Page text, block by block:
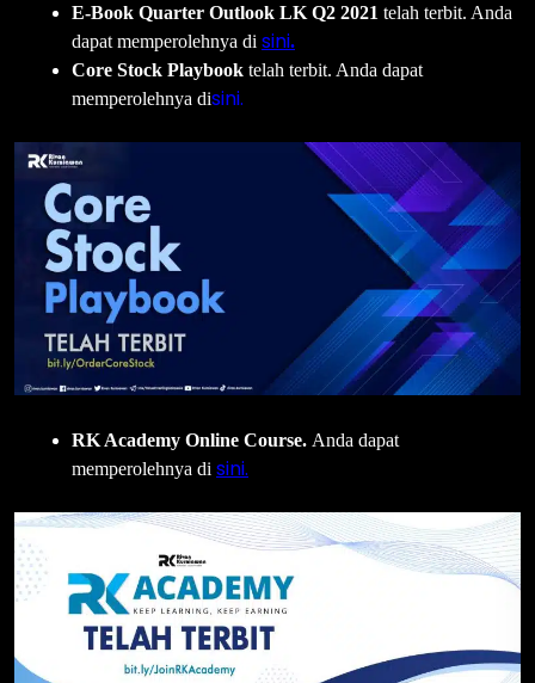
E-Book Quarter Outlook LK Q2 2021 telah terbit. Anda
dapat memperolehnya di sini.
Core Stock Playbook telah terbit. Anda dapat
memperolehnya disini.
RK Academy Online Course. Anda dapat
memperolehnya di sini.